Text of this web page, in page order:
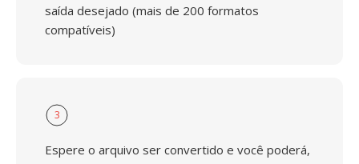
saída desejado (mais de 200 formatos
compatíveis)
3
Espere o arquivo ser convertido e você poderá,